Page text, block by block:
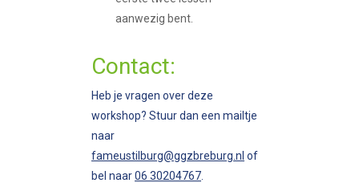
aanwezig bent.
Contact:
Heb je vragen over deze
workshop? Stuur dan een mailtje
naar
fameustilburg@ggzbreburg.nl of
bel naar06 30204767